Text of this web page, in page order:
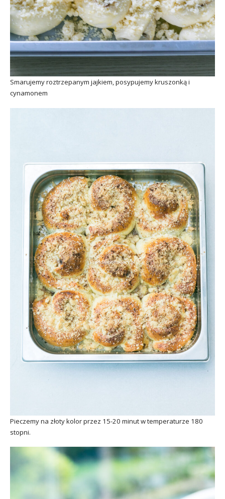
Smarujemy roztrzepanym jajkiem, posypujemy kruszonką i
cynamonem
Pieczemy na złoty kolor przez 15-20 minut w temperaturze 180
stopni.